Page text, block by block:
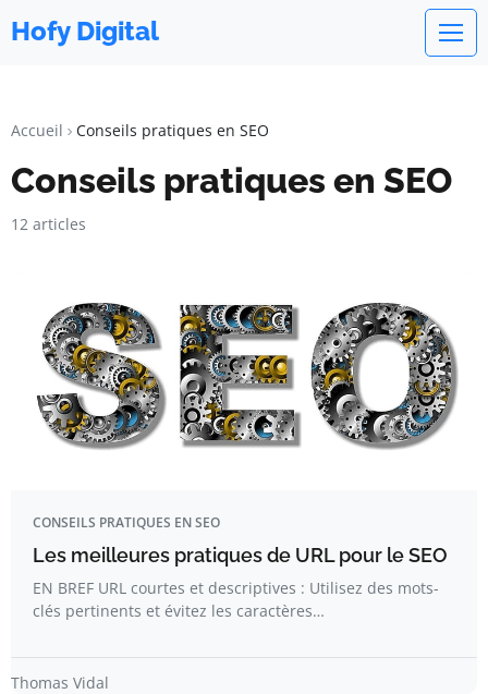
Hofy Digital
Accueil Conseils pratiques en SEO
Conseils pratiques en SEO
12 articles
CONSEILS PRATIQUES EN SEO
Les meilleures pratiques de URL pour le SEO
EN BREF URL courtes et descriptives : Utilisez des mots-
clés pertinents et évitez les caractères…
Thomas Vidal